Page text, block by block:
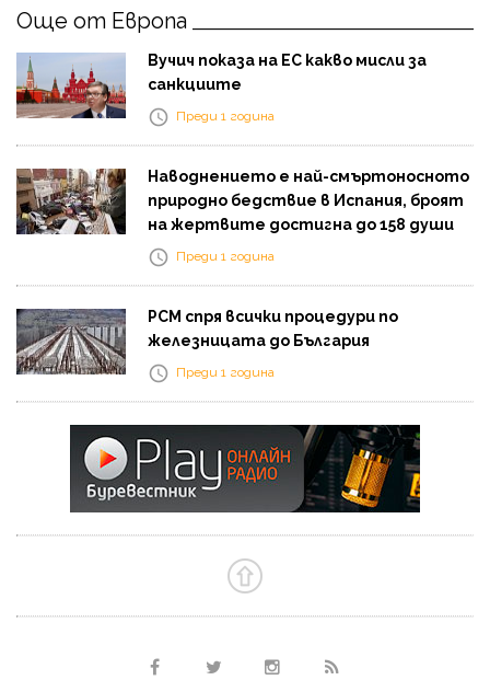
Още от Европа
Вучич показа на ЕС какво мисли за
санкциите
Преди 1 година
Наводнението е най-смъртоносното
природно бедствие в Испания, броят
на жертвите достигна до 158 души
Преди 1 година
РСМ спря всички процедури по
железницата до България
Преди 1 година